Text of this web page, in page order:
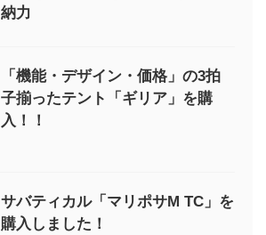
納力
「機能・デザイン・価格」の3拍
子揃ったテント「ギリア」を購
入！！
サバティカル「マリポサM TC」を
購入しました！